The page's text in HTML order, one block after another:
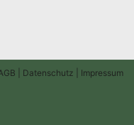
Datenschutz Impressum